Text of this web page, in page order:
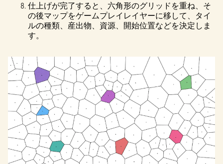
仕上げが完了すると、六角形のグリッドを重ね、そ
の後マップをゲームプレイレイヤーに移して、タイ
ルの種類、産出物、資源、開始位置などを決定しま
す。